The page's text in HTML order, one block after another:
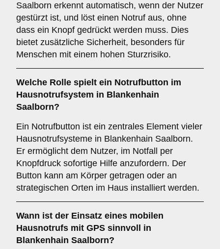
Saalborn erkennt automatisch, wenn der Nutzer
gestürzt ist, und löst einen Notruf aus, ohne
dass ein Knopf gedrückt werden muss. Dies
bietet zusätzliche Sicherheit, besonders für
Menschen mit einem hohen Sturzrisiko.
Welche Rolle spielt ein Notrufbutton im
Hausnotrufsystem in Blankenhain
Saalborn?
Ein Notrufbutton ist ein zentrales Element vieler
Hausnotrufsysteme in Blankenhain Saalborn.
Er ermöglicht dem Nutzer, im Notfall per
Knopfdruck sofortige Hilfe anzufordern. Der
Button kann am Körper getragen oder an
strategischen Orten im Haus installiert werden.
Wann ist der Einsatz eines mobilen
Hausnotrufs mit GPS sinnvoll in
Blankenhain Saalborn?